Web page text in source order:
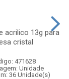
acrilico 13g para
cristal
471628
Unidade
36 Unidade(s)